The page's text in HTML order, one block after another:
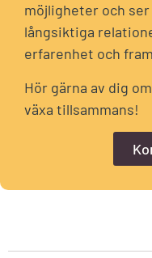
möjligheter och
långsiktiga
erfarenhet och
Hör gärna av dig
växa tillsammans!